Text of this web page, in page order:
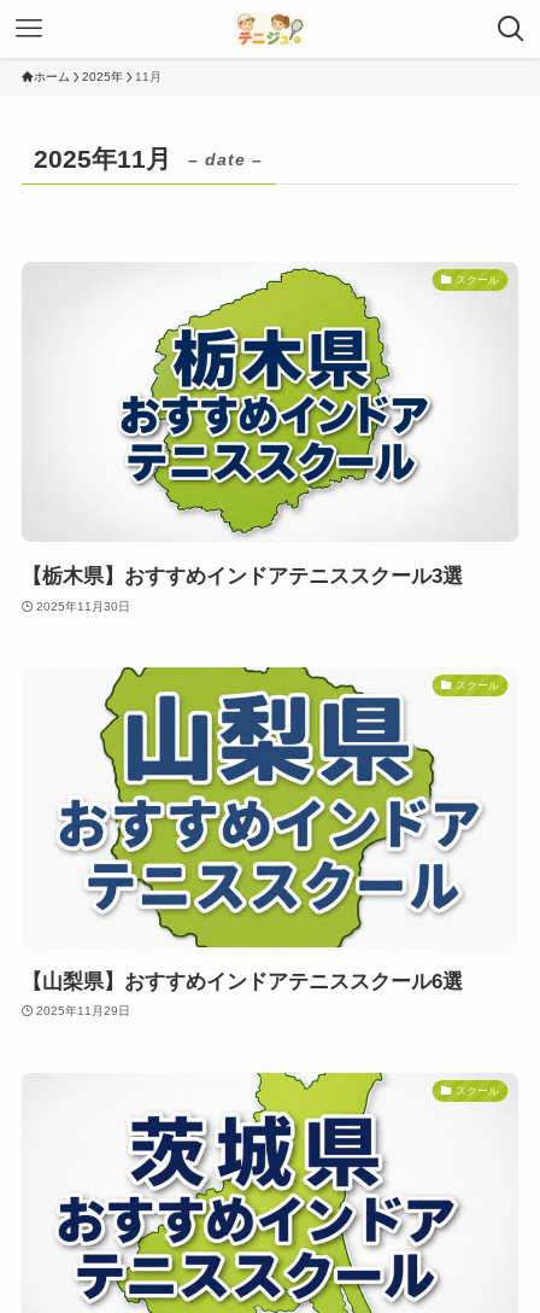
ホーム 2025年 11月
2025年11月 – date –
スクール
【栃木県】おすすめインドアテニススクール3選
2025年11月30日
スクール
【山梨県】おすすめインドアテニススクール6選
2025年11月29日
スクール